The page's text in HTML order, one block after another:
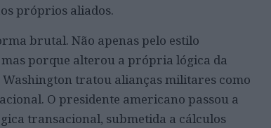
próprios aliados.
brutal. Não apenas pelo estilo
porque alterou a própria lógica da
tratou alianças militares como
O presidente americano passou a
transacional, submetida a cálculos